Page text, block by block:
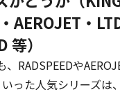
AEROJET・
等）
RADSPEEDや
いった人気シリーズは